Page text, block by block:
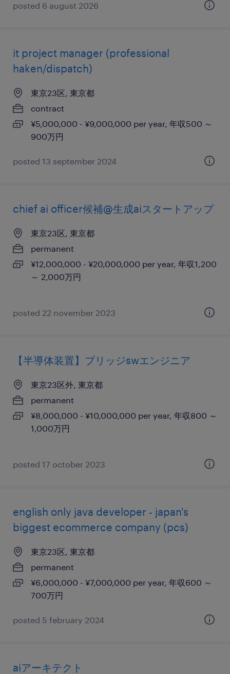
posted 6 august 2026
it project manager (professional
haken/dispatch)
東京23区, 東京都
contract
¥5,000,000 - ¥9,000,000 per year, 年収500 ～
900万円
posted 13 september 2024
chief ai officer候補@生成aiスタートアップ
東京23区, 東京都
permanent
¥12,000,000 - ¥20,000,000 per year, 年収1,200
～ 2,000万円
posted 22 november 2023
【半導体装置】ブリッジswエンジニア
東京23区外, 東京都
permanent
¥8,000,000 - ¥10,000,000 per year, 年収800 ～
1,000万円
posted 17 october 2023
english only java developer - japan's
biggest ecommerce company (pcs)
東京23区, 東京都
permanent
¥6,000,000 - ¥7,000,000 per year, 年収600 ～
700万円
posted 5 february 2024
aiアーキテクト